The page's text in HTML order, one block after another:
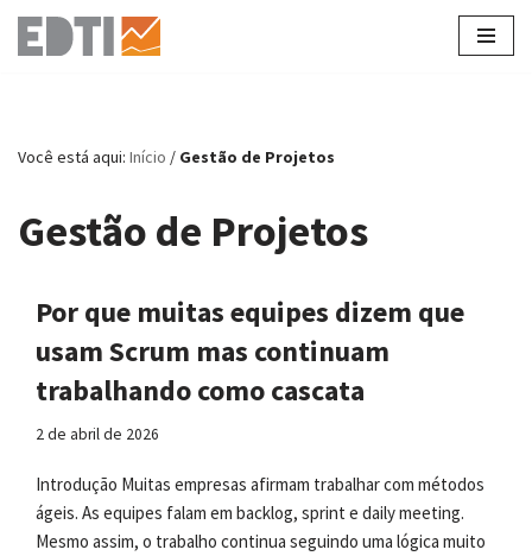
Pular
conteúdo
Você está aqui: Início / Gestão de Projetos
Gestão de Projetos
Por que muitas equipes dizem que
usam Scrum mas continuam
trabalhando como cascata
2 de abril de 2026
Introdução Muitas empresas afirmam trabalhar com métodos
ágeis. As equipes falam em backlog, sprint e daily meeting.
Mesmo assim, o trabalho continua seguindo uma lógica muito